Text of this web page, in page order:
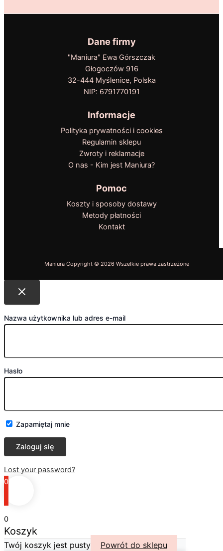
Dane firmy
"Maniura" Ewa Górszczak
Głogoczów 916
32-444 Myślenice, Polska
NIP: 6791770191
Informacje
Polityka prywatności i cookies
Regulamin sklepu
Zwroty i reklamacje
O nas - Kim jest Maniura?
Pomoc
Koszty i sposoby dostawy
Metody płatności
Kontakt
Nazwa użytkownika lub adres e-mail
Hasło
Zapamiętaj mnie
Lost your password?
0
0
Koszyk
Twój koszyk jest pusty Powrót do sklepu